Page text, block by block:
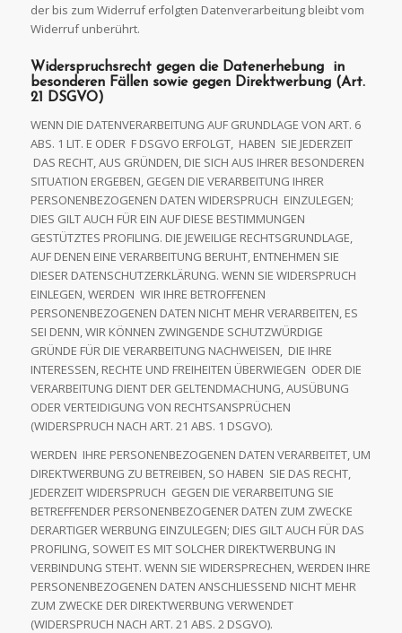
der bis zum Widerruf erfolgten Datenverarbeitung bleibt vom
Widerruf unberührt.
Widerspruchsrecht gegen die Datenerhebung in
besonderen Fällen sowie gegen Direktwerbung (Art.
21
DSGVO)
WENN DIE DATENVERARBEITUNG AUF GRUNDLAGE VON ART. 6
ABS. 1 LIT. E ODER F DSGVO ERFOLGT, HABEN SIE JEDERZEIT
DAS RECHT, AUS GRÜNDEN, DIE SICH AUS IHRER BESONDEREN
SITUATION ERGEBEN, GEGEN DIE VERARBEITUNG IHRER
PERSONENBEZOGENEN DATEN WIDERSPRUCH EINZULEGEN;
DIES GILT AUCH FÜR EIN AUF DIESE BESTIMMUNGEN
GESTÜTZTES PROFILING. DIE JEWEILIGE RECHTSGRUNDLAGE,
AUF DENEN EINE VERARBEITUNG BERUHT, ENTNEHMEN SIE
DIESER DATENSCHUTZERKLÄRUNG. WENN SIE WIDERSPRUCH
EINLEGEN, WERDEN WIR IHRE BETROFFENEN
PERSONENBEZOGENEN DATEN NICHT MEHR VERARBEITEN, ES
SEI DENN, WIR KÖNNEN ZWINGENDE SCHUTZWÜRDIGE
GRÜNDE FÜR DIE VERARBEITUNG NACHWEISEN, DIE IHRE
INTERESSEN, RECHTE UND FREIHEITEN ÜBERWIEGEN ODER DIE
VERARBEITUNG DIENT DER GELTENDMACHUNG, AUSÜBUNG
ODER VERTEIDIGUNG VON RECHTSANSPRÜCHEN
(WIDERSPRUCH NACH ART. 21 ABS. 1 DSGVO).
WERDEN IHRE PERSONENBEZOGENEN DATEN VERARBEITET, UM
DIREKTWERBUNG ZU BETREIBEN, SO HABEN SIE DAS RECHT,
JEDERZEIT WIDERSPRUCH GEGEN DIE VERARBEITUNG SIE
BETREFFENDER PERSONENBEZOGENER DATEN ZUM ZWECKE
DERARTIGER WERBUNG EINZULEGEN; DIES GILT AUCH FÜR DAS
PROFILING, SOWEIT ES MIT SOLCHER DIREKTWERBUNG IN
VERBINDUNG STEHT. WENN SIE WIDERSPRECHEN, WERDEN IHRE
PERSONENBEZOGENEN DATEN ANSCHLIESSEND NICHT MEHR
ZUM ZWECKE DER DIREKTWERBUNG VERWENDET
(WIDERSPRUCH NACH ART. 21 ABS. 2 DSGVO).